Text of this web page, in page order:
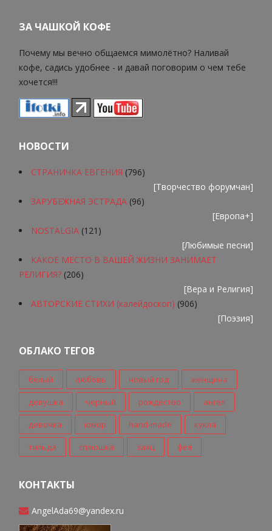
ЗА ЧАШКОЙ КОФЕ
Почему мы вечно общаемся мимолётно? Наливай
кофе, садись удобнее - и давай поговорим о чем тебе
хочется!!!
НОВОСТИ
СТРАНИЧКА ЕВГЕНИЯ (796)
[Творчество форумчан]
ЗАРУБЕЖНАЯ ЭСТРАДА (96)
[Европа+]
NOSTALGIA (121)
[Любимые песни]
КАКОЕ МЕСТО В ВАШЕЙ ЖИЗНИ ЗАНИМАЕТ
РЕЛИГИЯ? (206)
[Вера и Религия]
АВТОРСКИЕ СТИХИ (калейдоскоп) (906)
[Поэзия]
ОБЛАКО ТЕГОВ
белый любовь новый год женщина
девушка черный рождество ангел
девочка юмор hand-made кукла
тильда сплюшка заяц фея
КОНТАКТЫ
AngelAda69@yandex.ru